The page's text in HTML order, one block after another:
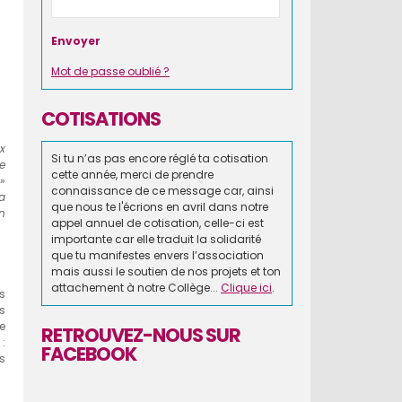
Mot de passe oublié ?
COTISATIONS
Si tu n’as pas encore réglé ta cotisation
cette année, merci de prendre
connaissance de ce message car, ainsi
que nous te l'écrions en avril dans notre
appel annuel de cotisation, celle-ci est
importante car elle traduit la solidarité
que tu manifestes envers l’association
mais aussi le soutien de nos projets et ton
attachement à notre Collège... Clique ici.
RETROUVEZ-NOUS SUR
FACEBOOK